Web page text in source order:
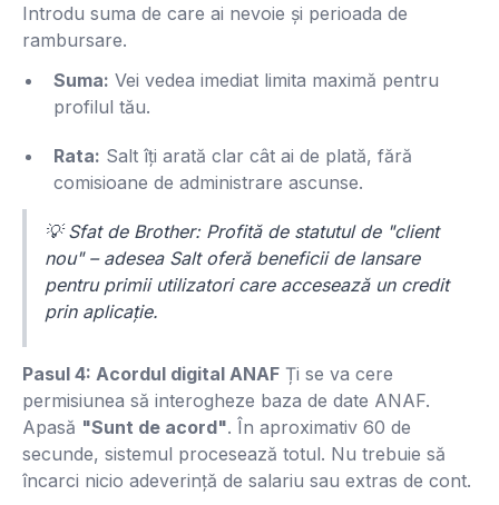
Introdu suma de care ai nevoie și perioada de
rambursare.
Suma: Vei vedea imediat limita maximă pentru
profilul tău.
Rata: Salt îți arată clar cât ai de plată, fără
comisioane de administrare ascunse.
💡Sfat de Brother:Profită de statutul de "client
nou" – adesea Salt oferă beneficii de lansare
pentru primii utilizatori care accesează un credit
prin aplicație.
Pasul 4: Acordul digital ANAF Ți se va cere
permisiunea să interogheze baza de date ANAF.
Apasă "Sunt de acord". În aproximativ 60 de
secunde, sistemul procesează totul. Nu trebuie să
încarci nicio adeverință de salariu sau extras de cont.